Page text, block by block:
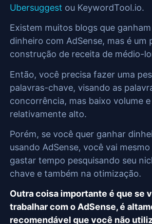
Ubersuggest ou KeywordTool.io.
Existem muitos blogs que
dinheiro com AdSense, mas é um
construção de receita de médio-
Então, você precisa fazer uma
palavras-chave, visando as
concorrência, mas baixo volume e
relativamente alto.
Porém, se você quer ganhar
usando AdSense, você vai
gastar tempo pesquisando seu
chave e também na otimização.
Outra coisa importante é que se
trabalhar com o AdSense, é
recomendável que você não